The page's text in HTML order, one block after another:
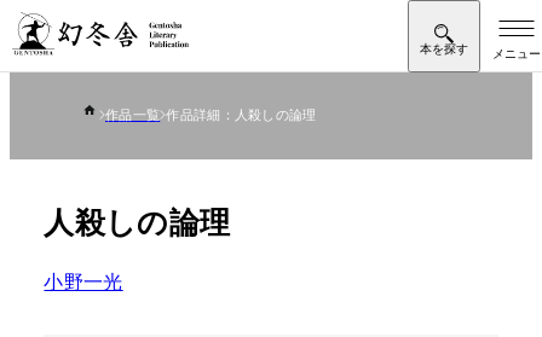
作品一覧 作品詳細：人殺しの論理
人殺しの論理
小野一光